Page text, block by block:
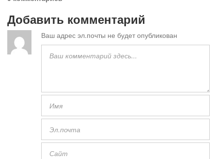
Добавить комментарий
Ваш адрес эл.почты не будет опубликован